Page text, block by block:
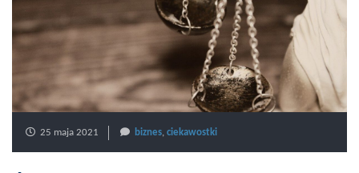
25 maja 2021 biznes ciekawostki